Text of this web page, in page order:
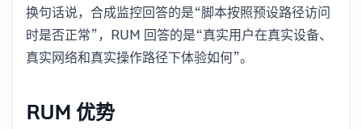
换句话说，合成监控回答的是“脚本按照预设路径访问
时是否正常”，RUM 回答的是“真实用户在真实设备、
真实网络和真实操作路径下体验如何”。
RUM 优势